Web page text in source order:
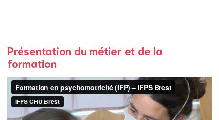
Présentation du métier et de la
formation